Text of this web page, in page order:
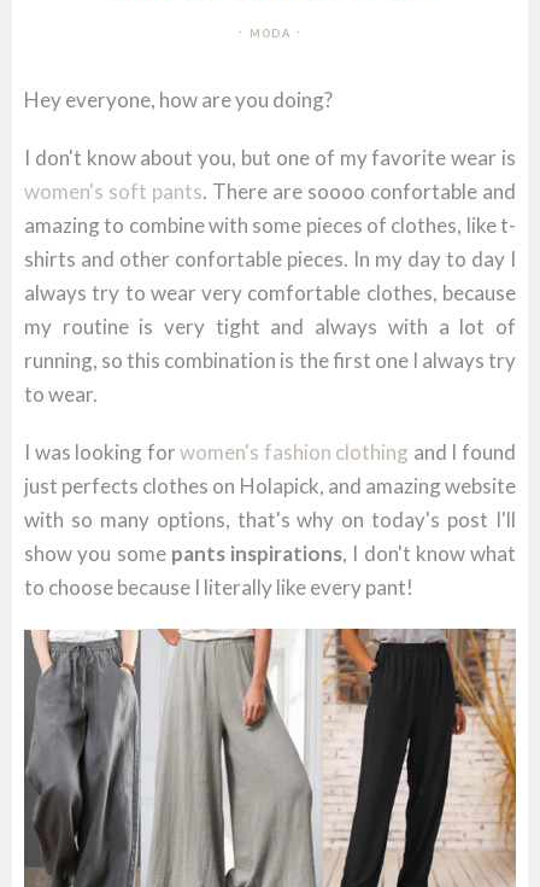
MODA
Hey everyone, how are you doing?
I don't know about you, but one of my favorite wear is
women's soft pants. There are soooo confortable and
amazing to combine with some pieces of clothes, like t-
shirts and other confortable pieces. In my day to day I
always try to wear very comfortable clothes, because
my routine is very tight and always with a lot of
running, so this combination is the first one I always try
to wear.
I was looking forwomen's fashion clothing and I found
just perfects clothes on Holapick, and amazing website
with so many options, that's why on today's post I'll
show you some pants inspirations, I don't know what
to choose because I literally like every pant!